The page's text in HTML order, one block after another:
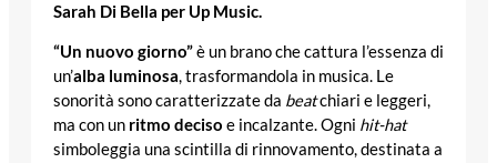
Sarah Di Bella per Up Music.
“Un nuovo giorno”è un brano che cattura l’essenza di
un’alba luminosa, trasformandola in musica. Le
sonorità sono caratterizzate da beatchiari e leggeri,
ma con un ritmo deciso e incalzante. Ogni hit-hat
simboleggia una scintilla di rinnovamento, destinata a